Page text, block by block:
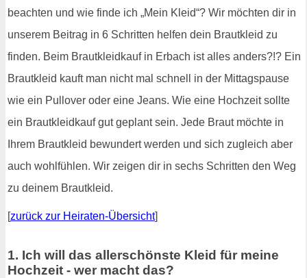
beachten und wie finde ich „Mein Kleid“? Wir möchten dir in
unserem Beitrag in 6 Schritten helfen dein Brautkleid zu
finden. Beim Brautkleidkauf in Erbach ist alles anders?!? Ein
Brautkleid kauft man nicht mal schnell in der Mittagspause
wie ein Pullover oder eine Jeans. Wie eine Hochzeit sollte
ein Brautkleidkauf gut geplant sein. Jede Braut möchte in
Ihrem Brautkleid bewundert werden und sich zugleich aber
auch wohlfühlen. Wir zeigen dir in sechs Schritten den Weg
zu deinem Brautkleid.
[zurück zur Heiraten-Übersicht]
1. Ich will das allerschönste Kleid für meine
Hochzeit - wer macht das?